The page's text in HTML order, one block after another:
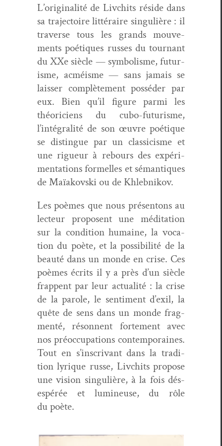
L’originalité de Liv­chits réside dans
sa tra­jec­toire lit­téraire sin­gulière : il
tra­verse tous les grands mou­ve­
ments poé­tiques russ­es du tour­nant
du XXe siè­cle — sym­bol­isme, futur­
isme, acméisme — sans jamais se
laiss­er com­plète­ment pos­séder par
eux. Bien qu’il fig­ure par­mi les
théoriciens du cubo-futur­isme,
l’intégralité de son œuvre poé­tique
se dis­tingue par un clas­si­cisme et
une rigueur à rebours des expéri­
men­ta­tions formelles et séman­tiques
de Maïakovs­ki ou de Khlebnikov.
Les poèmes que nous présen­tons au
lecteur pro­posent une médi­ta­tion
sur la con­di­tion humaine, la voca­
tion du poète, et la pos­si­bil­ité de la
beauté dans un monde en crise. Ces
poèmes écrits il y a près d’un siè­cle
frap­pent par leur actu­al­ité : la crise
de la parole, le sen­ti­ment d’exil, la
quête de sens dans un monde frag­
men­té, réson­nent forte­ment avec
nos préoc­cu­pa­tions con­tem­po­raines.
Tout en s’inscrivant dans la tra­di­
tion lyrique russe, Liv­chits pro­pose
une vision sin­gulière, à la fois dés­
espérée et lumineuse, du rôle
du poète.